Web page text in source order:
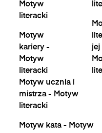
Motyw
literacki
Motyw
kariery -
Motyw
literacki
jej
Motyw ucznia i
mistrza - Motyw
literacki
Motyw kata - Motyw